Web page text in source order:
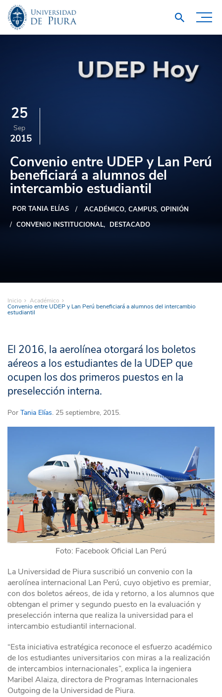
25
Sep
2015
Convenio entre UDEP y Lan Perú
beneficiará a alumnos del
intercambio estudiantil
POR TANIA ELÍAS ACADÉMICO CAMPUS OPINIÓN
CONVENIO INSTITUCIONAL
DESTACADO
Inicio Académico
Convenio entre UDEP y Lan Perú beneficiará a alumnos del intercambio
estudiantil
El 2016, la aerolínea otorgará los boletos
aéreos a los estudiantes de la UDEP que
ocupen los dos primeros puestos en la
preselección interna.
Por Tania Elías. 25 septiembre, 2015.
Foto: Facebook Oficial Lan Perú
La Universidad de Piura suscribió un convenio con la
aerolínea internacional Lan Perú, cuyo objetivo es premiar,
con dos boletos aéreos, de ida y retorno, a los alumnos que
obtengan el primer y segundo puesto en la evaluación y
preselección interna que realiza la universidad para el
intercambio estudiantil internacional.
“Esta iniciativa estratégica reconoce el esfuerzo académico
de los estudiantes universitarios con miras a la realización
de intercambios internacionales”, explica la ingeniera
Maribel Alaiza, directora de Programas Internacionales
Outgoing de la Universidad de Piura.